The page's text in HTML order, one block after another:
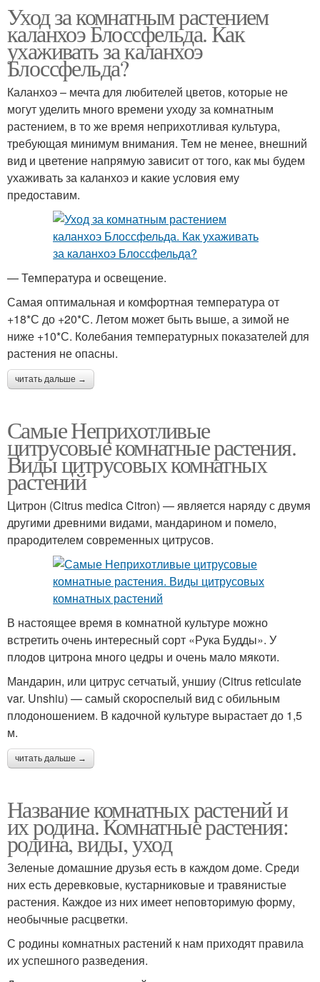
Уход за комнатным растением
каланхоэ Блоссфельда. Как
ухаживать за каланхоэ
Блоссфельда?
Каланхоэ – мечта для любителей цветов, которые не
могут уделить много времени уходу за комнатным
растением, в то же время неприхотливая культура,
требующая минимум внимания. Тем не менее, внешний
вид и цветение напрямую зависит от того, как мы будем
ухаживать за каланхоэ и какие условия ему
предоставим.
— Температура и освещение.
Самая оптимальная и комфортная температура от
+18*С до +20*С. Летом может быть выше, а зимой не
ниже +10*С. Колебания температурных показателей для
растения не опасны.
читать дальше →
Самые Неприхотливые
цитрусовые комнатные растения.
Виды цитрусовых комнатных
растений
Цитрон (Citrus medica Citron) — является наряду с двумя
другими древними видами, мандарином и помело,
прародителем современных цитрусов.
В настоящее время в комнатной культуре можно
встретить очень интересный сорт «Рука Будды». У
плодов цитрона много цедры и очень мало мякоти.
Мандарин, или цитрус сетчатый, уншиу (Citrus reticulate
var. Unshiu) — самый скороспелый вид с обильным
плодоношением. В кадочной культуре вырастает до 1,5
м.
читать дальше →
Название комнатных растений и
их родина. Комнатные растения:
родина, виды, уход
Зеленые домашние друзья есть в каждом доме. Среди
них есть деревковые, кустарниковые и травянистые
растения. Каждое из них имеет неповторимую форму,
необычные расцветки.
С родины комнатных растений к нам приходят правила
их успешного разведения.